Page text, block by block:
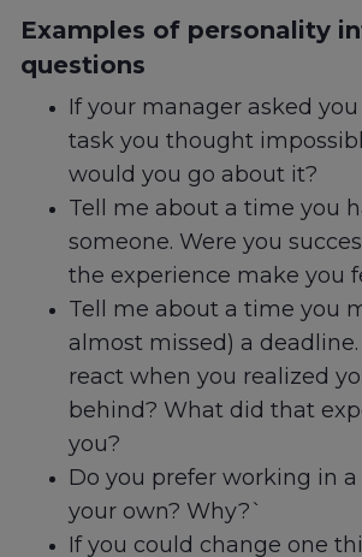
Examples of personality
questions
If your manager asked
task you thought
would you go about it?
Tell me about a time you
someone. Were you
the experience make you
Tell me about a time you
almost missed) a
react when you realized
behind? What did that
you?
Do you prefer working in
your own? Why?`
If you could change one